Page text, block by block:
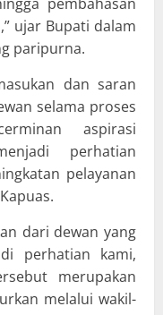
ujar Bupati dalam
paripurna.
dan saran
selama proses
aspirasi
perhatian
pelayanan
dari dewan yang
perhatian kami,
merupakan
melalui wakil-